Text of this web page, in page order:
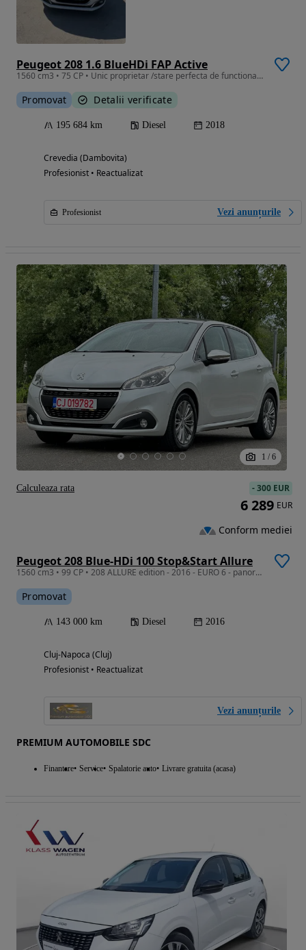
Peugeot 208 1.6 BlueHDi FAP Active
1560 cm3 • 75 CP • Unic proprietar /stare perfecta de functionare
Promovat Detalii verificate
195 684 km Diesel 2018
Crevedia (Dambovita)
Profesionist • Reactualizat
Profesionist Vezi anunțurile
1 / 6
Peugeot 208 Blue-HDi 100 Stop&Start Allure
1560 cm3 • 99 CP • 208 ALLURE edition - 2016 - EURO 6 - panoramic - navi - jante -pilot
Promovat
143 000 km Diesel 2016
Cluj-Napoca (Cluj)
Profesionist • Reactualizat
Vezi anunțurile
PREMIUM AUTOMOBILE SDC
Finantare Service Spalatorie auto Livrare gratuita (acasa)
-300 EUR
6 289 EUR
Conform mediei
Calculeaza rata